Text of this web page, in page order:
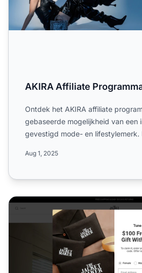
AKIRA Affiliate
Ontdek het AKIRA affiliate
gebaseerde mogelijkheid van een
gevestigd mode- en lifestylemerk.
Aug 1, 2025
Het Jacket Maker Brand Affiliate